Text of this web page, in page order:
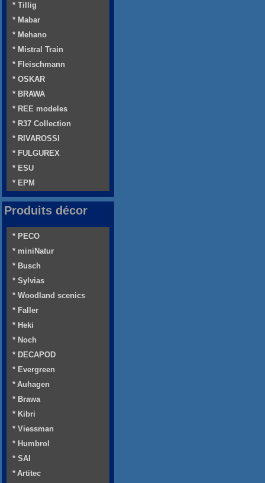
* Tillig
* Mabar
* Mehano
* Mistral Train
* Fleischmann
* OSKAR
* BRAWA
* REE modeles
* R37 Collection
* RIVAROSSI
* FULGUREX
* ESU
* EPM
Produits décor
* PECO
* miniNatur
* Busch
* Sylvias
* Woodland scenics
* Faller
* Heki
* Noch
* DECAPOD
* Evergreen
* Auhagen
* Brawa
* Kibri
* Viessman
* Humbrol
* SAI
* Artitec